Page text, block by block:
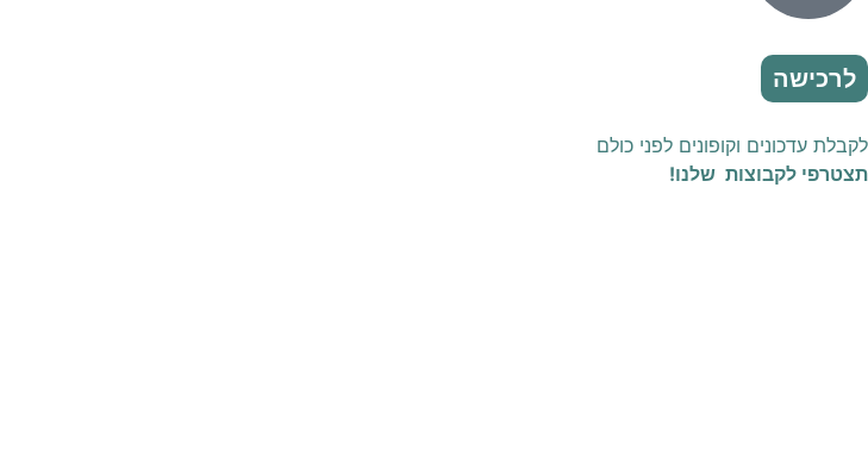
לרכישה
לקבלת עדכונים וקופונים לפני כולם
תצטרפי לקבוצות שלנו!